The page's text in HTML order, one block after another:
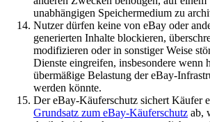
unabhängigen Speichermedium zu
Nutzer dürfen keine von eBay oder
generierten Inhalte blockieren,
modifizieren oder in sonstiger Weise
Dienste eingreifen, insbesondere wenn
übermäßige Belastung der eBay-
werden könnte.
Der eBay-Käuferschutz sichert Käufer
Grundsatz zum eBay-Käuferschutz ab,